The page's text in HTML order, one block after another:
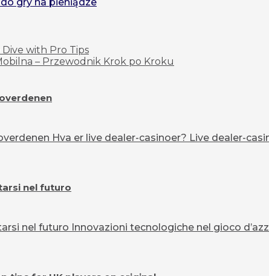
with Pro Tips
– Przewodnik Krok po Kroku
Hva er live dealer-casinoer? Live dealer-
nel futuro
nel futuro Innovazioni tecnologiche nel gioco